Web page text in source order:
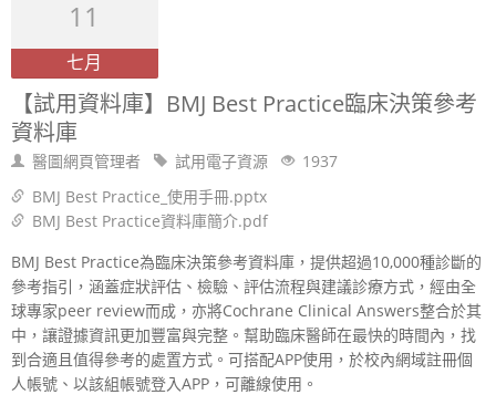
11
七月
【試用資料庫】BMJ Best Practice臨床決策參考
資料庫
醫圖網頁管理者 試用電子資源
1937
BMJ Best Practice_使用手冊.pptx
BMJ Best Practice資料庫簡介.pdf
BMJ Best Practice為臨床決策參考資料庫，提供超過10,000種診斷的
參考指引，涵蓋症狀評估、檢驗、評估流程與建議診療方式，經由全
球專家peer review而成，亦將Cochrane Clinical Answers整合於其
中，讓證據資訊更加豐富與完整。幫助臨床醫師在最快的時間內，找
到合適且值得參考的處置方式。可搭配APP使用，於校內網域註冊個
人帳號、以該組帳號登入APP，可離線使用。